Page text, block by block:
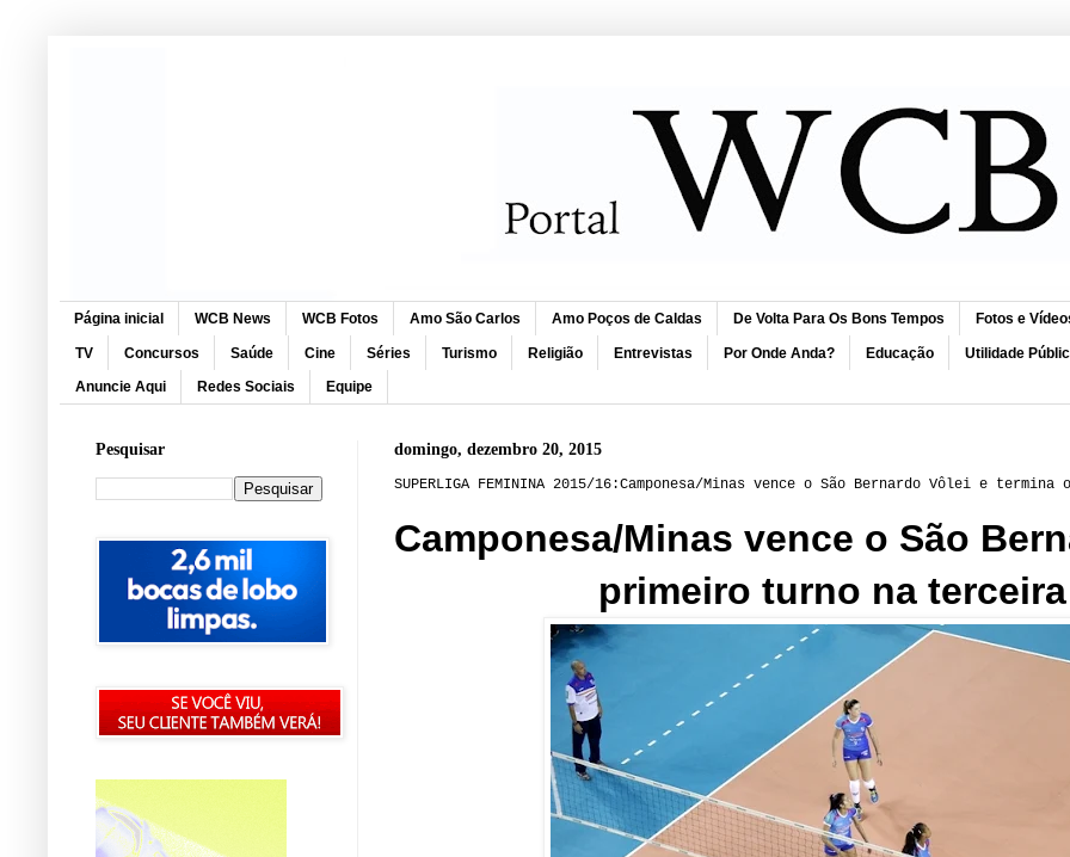
Página inicial WCB News WCB Fotos Amo São Carlos Amo Poços de Caldas De Volta Para Os Bons Tempos Fotos e
TV Concursos Saúde Cine Séries Turismo Religião Entrevistas Por Onde Anda? Educação Utilidade
Anuncie Aqui Redes Sociais Equipe
domingo, dezembro 20, 2015
SUPERLIGA FEMININA 2015/16:Camponesa/Minas vence o São Bernardo Vôlei e
Camponesa/Minas vence o São
primeiro turno na
Pesquisar